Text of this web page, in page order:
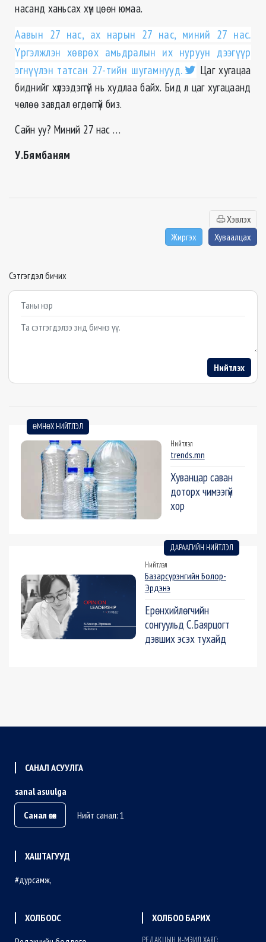
насанд ханьсах хүн цөөн юмаа.
Аавын 27 нас, ах нарын 27 нас, миний 27 нас.
Үргэлжлэн хөврөх амьдралын их нуруун дээгүүр
эгнүүлэн татсан 27-тийн шугамнууд.
Цаг хугацаа
биднийг хүлээдэггүй нь худлаа байх. Бид л цаг хугацаанд
чөлөө завдал өгдөггүй биз.
Сайн уу? Миний 27 нас …
У.Бямбаням
Хэвлэх
Жиргэх
Хуваалцах
Сэтгэгдэл бичих
Example textarea
Нийтлэх
ӨМНӨХ НИЙТЛЭЛ
Нийтлэл
trends.mn
Хуванцар саван
доторх чимээгүй
хор
ДАРААГИЙН НИЙТЛЭЛ
Нийтлэл
Базарсүрэнгийн Болор-
Эрдэнэ
Ерөнхийлөгчийн
сонгуульд С.Баярцогт
дэвших эсэх тухайд
САНАЛ АСУУЛГА
sanal asuulga
Санал өгөх
Нийт санал: 1
ХАШТАГУУД
дурсамж
ХОЛБООС
ХОЛБОО БАРИХ